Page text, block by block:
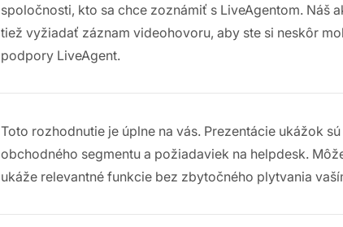
spoločnosti, kto sa chce zoznámiť s LiveAgentom. Náš
tiež vyžiadať záznam videohovoru, aby ste si neskôr
podpory LiveAgent.
Toto rozhodnutie je úplne na vás. Prezentácie ukážok
obchodného segmentu a požiadaviek na helpdesk.
ukáže relevantné funkcie bez zbytočného plytvania